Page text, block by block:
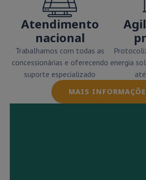
Atendimento
nacional
Trabalhamos com todas as
concessionárias e oferecendo
suporte especializado
energia
MAIS